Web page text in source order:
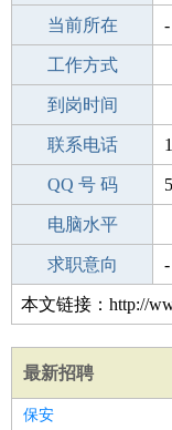
所学专业 -
当前所在 -
工作经验
工作方式
驾 照
到岗时间
期望月薪
联系电话
手机号码
QQ 号 码
微信号码
电脑水平
外语水平
求职意向 -
本文链接：http://
最新招聘
保安